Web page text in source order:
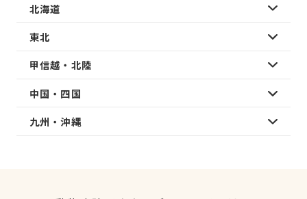
北海道
東北
甲信越・北陸
中国・四国
九州・沖縄